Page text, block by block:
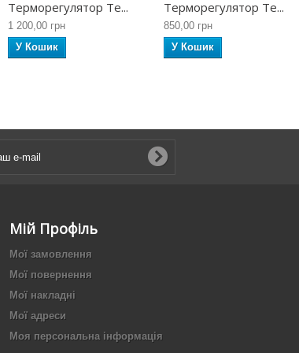
Терморегулятор Te...
1 200,00 грн
У Кошик
Терморегулятор Te...
850,00 грн
У Кошик
Мій Профіль
Мої замовлення
Мої повернення
Мої накладні
Мої адреси
Моя персональна інформація